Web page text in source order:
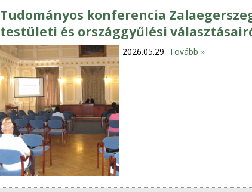
Tudományos konferencia
testületi és országgyűlési
2026.05.29. Tovább »